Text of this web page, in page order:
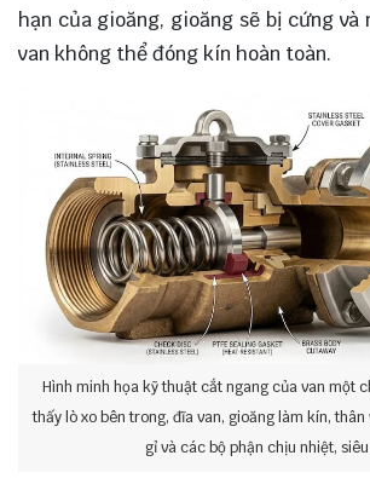
hạn của gioăng, gioăng sẽ bị cứng và
van không thể đóng kín hoàn toàn.
Hình minh họa kỹ thuật cắt ngang của van một
thấy lò xo bên trong, đĩa van, gioăng làm kín,
gỉ và các bộ phận chịu nhiệt,